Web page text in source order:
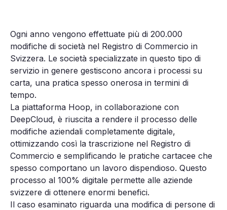
Ogni anno vengono effettuate più di 200.000
modifiche di società nel Registro di Commercio in
Svizzera. Le società specializzate in questo tipo di
servizio in genere gestiscono ancora i processi su
carta, una pratica spesso onerosa in termini di
tempo.
La piattaforma Hoop, in collaborazione con
DeepCloud, è riuscita a rendere il processo delle
modifiche aziendali completamente digitale,
ottimizzando così la trascrizione nel Registro di
Commercio e semplificando le pratiche cartacee che
spesso comportano un lavoro dispendioso. Questo
processo al 100% digitale permette alle aziende
svizzere di ottenere enormi benefici.
Il caso esaminato riguarda una modifica di persone di